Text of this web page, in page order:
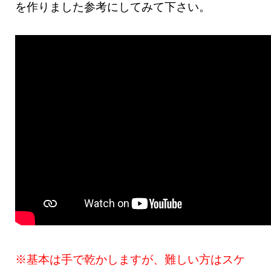
を作りました参考にしてみて下さい。
※基本は手で乾かしますが、難しい方はスケ